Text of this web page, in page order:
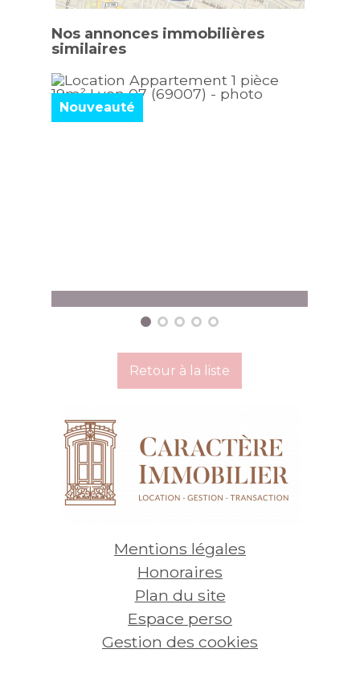
Nos annonces immobilières
similaires
Nouveauté
Appartement Lyon 07
1 pièce - 19,27 m²
Retour à la liste
Mentions légales
Honoraires
Plan du site
Espace perso
Gestion des cookies